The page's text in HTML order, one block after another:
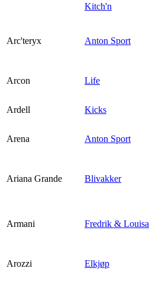
Kitch'n
Arc'teryx Anton Sport
Arcon Life
Ardell
Kicks
Arena Anton Sport
Ariana Grande Blivakker
Armani Fredrik & Louisa
Arozzi Elkjøp